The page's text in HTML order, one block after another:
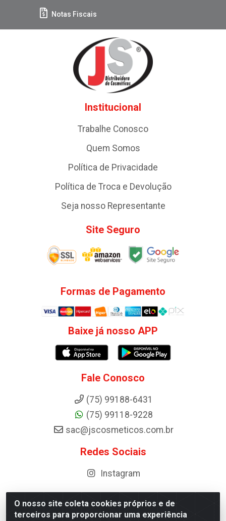
O nosso site coleta cookies próprios e de
terceiros para proporcionar uma experiência
Notas Fiscais
Institucional
Trabalhe Conosco
Quem Somos
Política de Privacidade
Política de Troca e Devolução
Seja nosso Representante
Site Seguro
Formas de Pagamento
Baixe já nosso APP
Fale Conosco
(75) 99188-6431
(75) 99118-9228
sac@jscosmeticos.com.br
Redes Sociais
Instagram
Distribuidora de Cosméticos Antoneto LTDA - BA-052,